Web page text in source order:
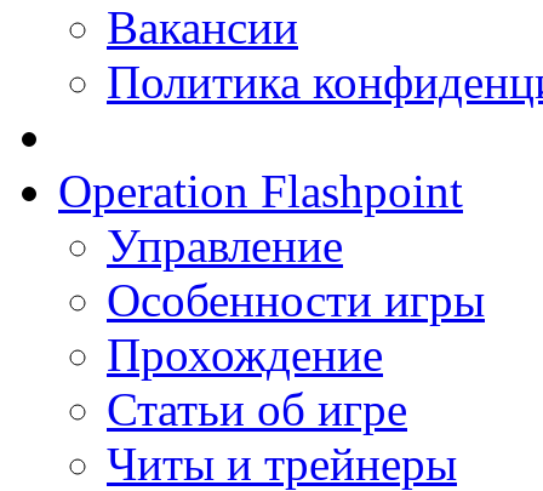
Вакансии
Политика
Operation Flashpoint
Управление
Особенности игры
Прохождение
Статьи об игре
Читы и трейнеры